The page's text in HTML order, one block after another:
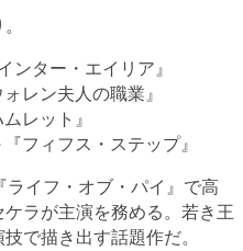
ンター・エイリア』
レン夫人の職業』
レット』
フィフス・ステップ』
ライフ・オブ・パイ』で高
ラが主演を務める。若き王
で描き出す話題作だ。